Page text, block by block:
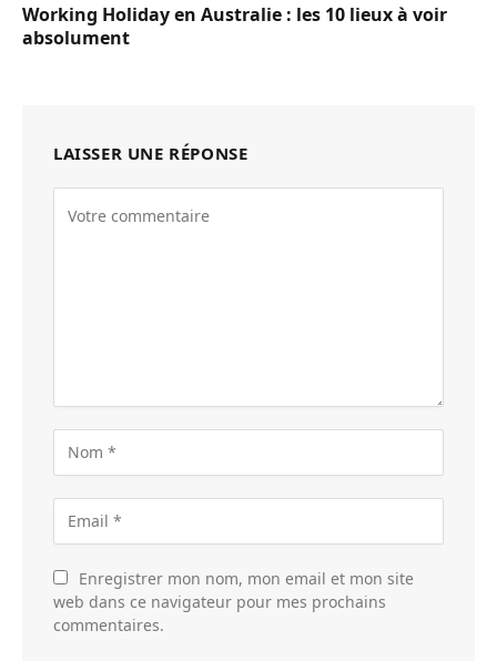
Working Holiday en Australie : les 10 lieux à voir
absolument
LAISSER UNE RÉPONSE
Enregistrer mon nom, mon email et mon site
web dans ce navigateur pour mes prochains
commentaires.